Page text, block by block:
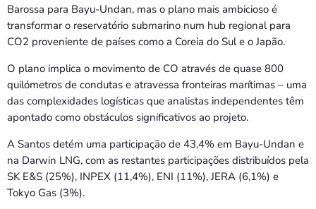
Barossa para Bayu-Undan, mas o plano mais ambicioso é
transformar o reservatório submarino num hub regional para
CO2 proveniente de países como a Coreia do Sul e o Japão.
O plano implica o movimento de CO através de quase 800
quilómetros de condutas e atravessa fronteiras marítimas – uma
das complexidades logísticas que analistas independentes têm
apontado como obstáculos significativos ao projeto.
A Santos detém uma participação de 43,4% em Bayu-Undan e
na Darwin LNG, com as restantes participações distribuídos pela
SK E&S (25%), INPEX (11,4%), ENI (11%), JERA (6,1%) e
Tokyo Gas (3%).